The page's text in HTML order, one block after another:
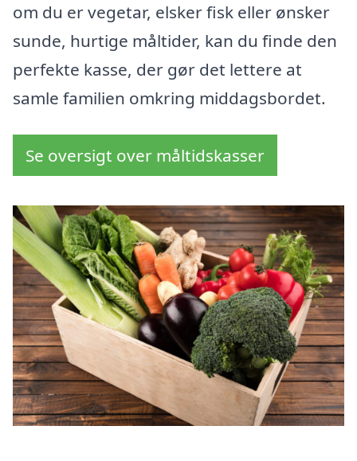
om du er vegetar, elsker fisk eller ønsker
sunde, hurtige måltider, kan du finde den
perfekte kasse, der gør det lettere at
samle familien omkring middagsbordet.
Se oversigt over måltidskasser